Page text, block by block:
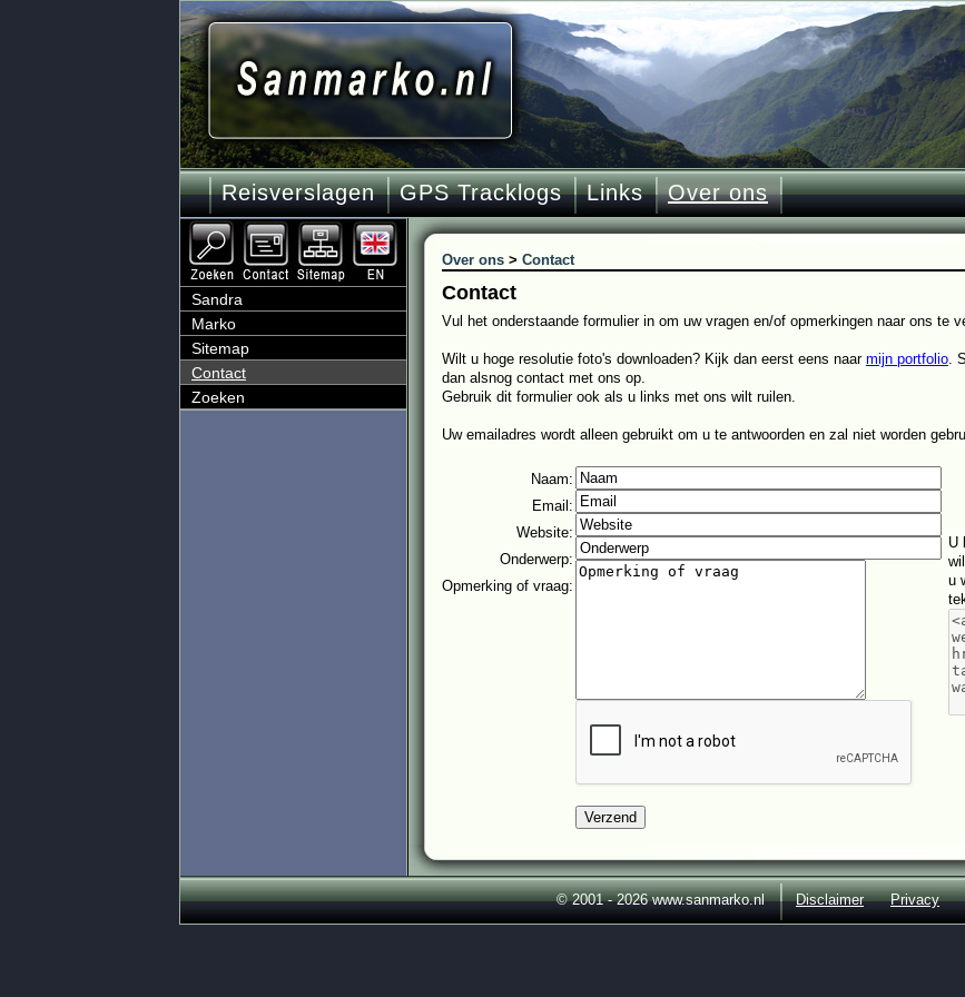
Reisverslagen GPS Tracklogs Links Over ons
Over ons > Contact
Contact
Vul het onderstaande formulier in om uw vragen en/of opmerkingen naar ons te
Wilt u hoge resolutie foto's downloaden? Kijk dan eerst eens naar mijn portfolio.
dan alsnog contact met ons op.
Gebruik dit formulier ook als u links met ons wilt ruilen.
Uw emailadres wordt alleen gebruikt om u te antwoorden en zal niet worden
Naam:
Email :
Website:
Onderwerp:
Opmerking of vraag:
U
u
Sandra
Marko
Sitemap
Contact
Zoeken
© 2001 - 2026 www.sanmarko.nl Disclaimer Privacy